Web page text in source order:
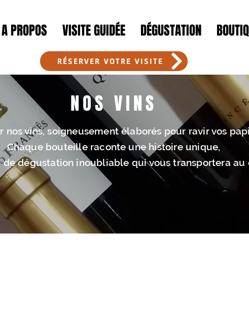
RÉSERVER VOTRE VISITE
A PROPOS VISITE GUIDÉE DÉGUSTATION
NOS VINS
nos vins, soigneusement élaborés pour ravir vos
Chaque bouteille raconte une histoire unique,
dégustation inoubliable qui vous transportera